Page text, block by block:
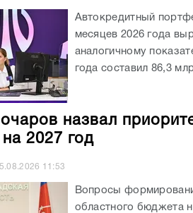
Автокредитный
месяцев 2026 года
аналогичному
года составил 86,3
назвал
2027 год
11:53
Вопросы
областного бюджета